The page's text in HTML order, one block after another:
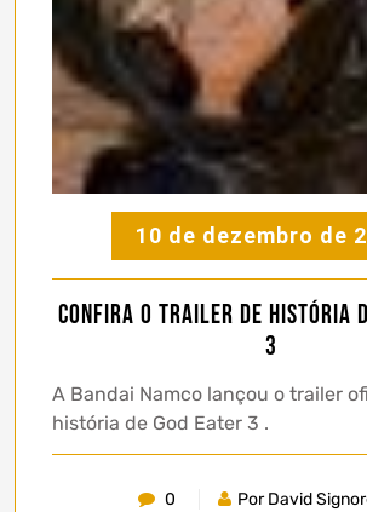
10 de dezembro de
Confira o trailer de história
3
A Bandai Namco lançou o trailer
história de God Eater 3 .
0
Por David